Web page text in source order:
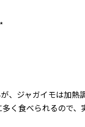
、ジャガイモは加熱
く食べられるので、